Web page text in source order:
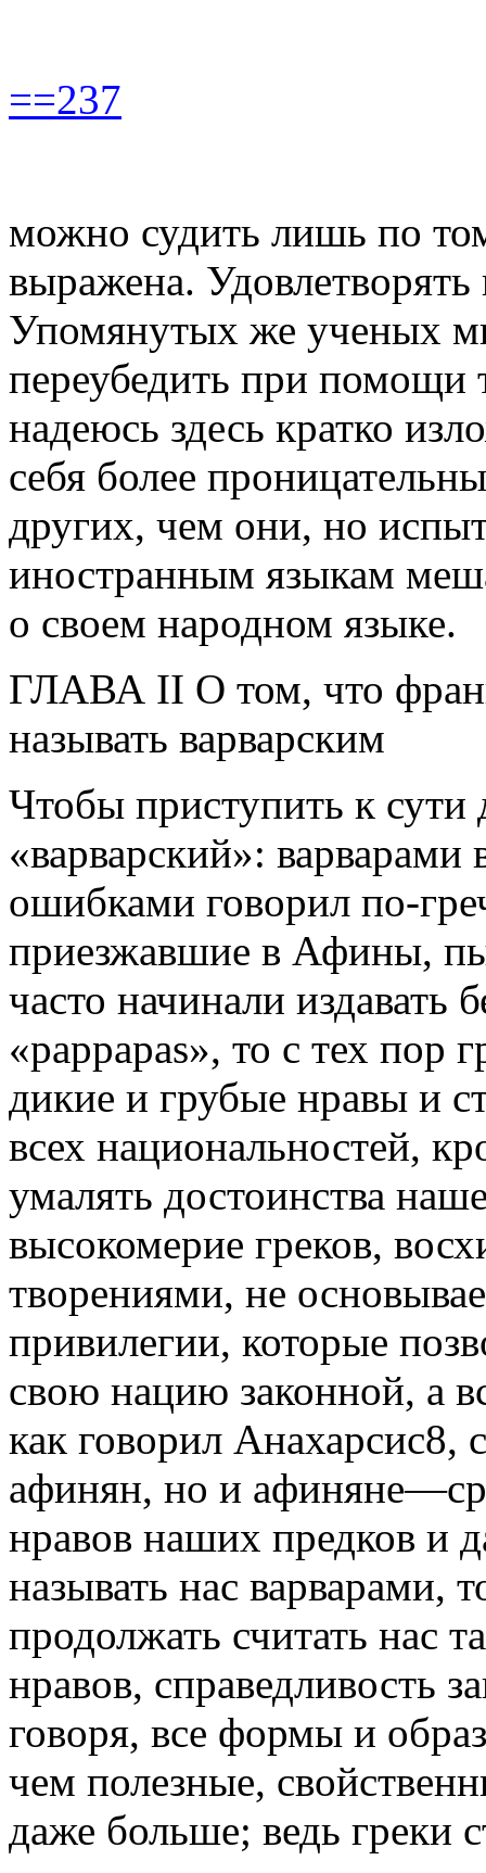
==237
можно судить лишь по
выражена.
Упомянутых же ученых
переубедить при помощи
надеюсь здесь кратко
себя более
других, чем они, но
иностранным языкам
о своем народном языке.
ГЛАВА II О том, что
называть варварским
Чтобы приступить к сути
«варварский»: варварами
ошибками говорил по-
приезжавшие в Афины,
часто начинали издавать
«pappapas», то с тех пор
дикие и грубые нравы и
всех национальностей,
умалять достоинства
высокомерие греков,
творениями, не
привилегии, которые
свою нацию законной, а
как говорил
афинян, но и
нравов наших предков и
называть нас варварами,
продолжать считать нас
нравов, справедливость
говоря, все формы и
чем полезные,
даже больше; ведь греки